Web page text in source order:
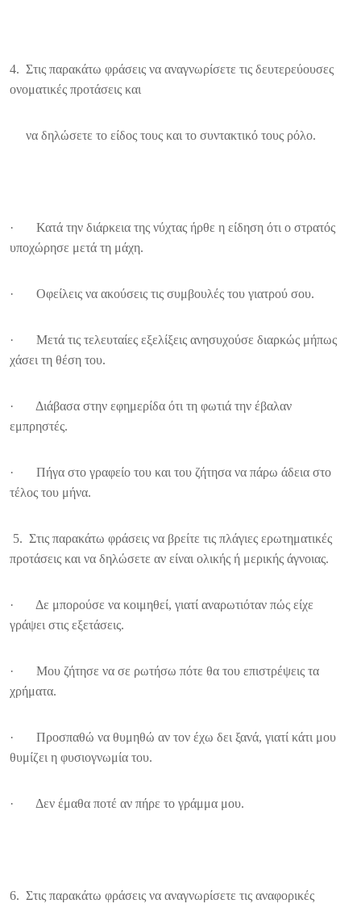
4. Στις παρακάτω φράσεις να αναγνωρίσετε τις δευτερεύουσες
ονοματικές προτάσεις και
να δηλώσετε το είδος τους και το συντακτικό τους ρόλο.
· Κατά την διάρκεια της νύχτας ήρθε η είδηση ότι ο στρατός
υποχώρησε μετά τη μάχη.
· Οφείλεις να ακούσεις τις συμβουλές του γιατρού σου.
· Μετά τις τελευταίες εξελίξεις ανησυχούσε διαρκώς μήπως
χάσει τη θέση του.
· Διάβασα στην εφημερίδα ότι τη φωτιά την έβαλαν
εμπρηστές.
· Πήγα στο γραφείο του και του ζήτησα να πάρω άδεια στο
τέλος του μήνα.
5. Στις παρακάτω φράσεις να βρείτε τις πλάγιες ερωτηματικές
προτάσεις και να δηλώσετε αν είναι ολικής ή μερικής άγνοιας.
· Δε μπορούσε να κοιμηθεί, γιατί αναρωτιόταν πώς είχε
γράψει στις εξετάσεις.
· Μου ζήτησε να σε ρωτήσω πότε θα του επιστρέψεις τα
χρήματα.
· Προσπαθώ να θυμηθώ αν τον έχω δει ξανά, γιατί κάτι μου
θυμίζει η φυσιογνωμία του.
· Δεν έμαθα ποτέ αν πήρε το γράμμα μου.
6. Στις παρακάτω φράσεις να αναγνωρίσετε τις αναφορικές